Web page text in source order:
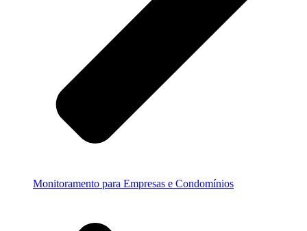
Monitoramento para Empresas e Condomínios